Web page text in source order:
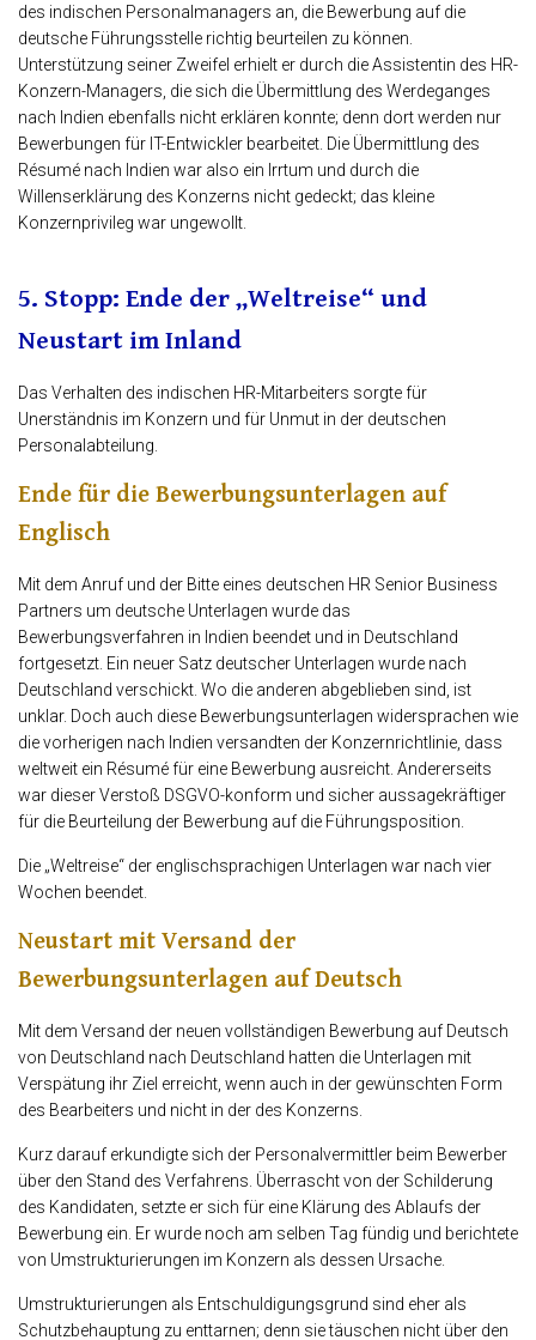
des indischen Personalmanagers an, die Bewerbung auf die
deutsche Führungsstelle richtig beurteilen zu können.
Unterstützung seiner Zweifel erhielt er durch die Assistentin des HR-
Konzern-Managers, die sich die Übermittlung des Werdeganges
nach Indien ebenfalls nicht erklären konnte; denn dort werden nur
Bewerbungen für IT-Entwickler bearbeitet. Die Übermittlung des
Résumé nach Indien war also ein Irrtum und durch die
Willenserklärung des Konzerns nicht gedeckt; das kleine
Konzernprivileg war ungewollt.
5. Stopp: Ende der „Weltreise“ und
Neustart im Inland
Das Verhalten des indischen HR-Mitarbeiters sorgte für
Unerständnis im Konzern und für Unmut in der deutschen
Personalabteilung.
Ende für die Bewerbungsunterlagen auf
Englisch
Mit dem Anruf und der Bitte eines deutschen HR Senior Business
Partners um deutsche Unterlagen wurde das
Bewerbungsverfahren in Indien beendet und in Deutschland
fortgesetzt. Ein neuer Satz deutscher Unterlagen wurde nach
Deutschland verschickt. Wo die anderen abgeblieben sind, ist
unklar. Doch auch diese Bewerbungsunterlagen widersprachen wie
die vorherigen nach Indien versandten der Konzernrichtlinie, dass
weltweit ein Résumé für eine Bewerbung ausreicht. Andererseits
war dieser Verstoß DSGVO-konform und sicher aussagekräftiger
für die Beurteilung der Bewerbung auf die Führungsposition.
Die „Weltreise“ der englischsprachigen Unterlagen war nach vier
Wochen beendet.
Neustart mit Versand der
Bewerbungsunterlagen auf Deutsch
Mit dem Versand der neuen vollständigen Bewerbung auf Deutsch
von Deutschland nach Deutschland hatten die Unterlagen mit
Verspätung ihr Ziel erreicht, wenn auch in der gewünschten Form
des Bearbeiters und nicht in der des Konzerns.
Kurz darauf erkundigte sich der Personalvermittler beim Bewerber
über den Stand des Verfahrens. Überrascht von der Schilderung
des Kandidaten, setzte er sich für eine Klärung des Ablaufs der
Bewerbung ein. Er wurde noch am selben Tag fündig und berichtete
von Umstrukturierungen im Konzern als dessen Ursache.
Umstrukturierungen als Entschuldigungsgrund sind eher als
Schutzbehauptung zu enttarnen; denn sie täuschen nicht über den